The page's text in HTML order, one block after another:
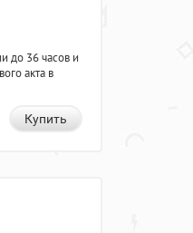
до 36 часов и
акта в
Купить